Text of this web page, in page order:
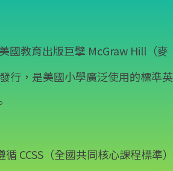
國教育出版巨擘 McGraw Hill（麥
行，是美國小學廣泛使用的標準英
CCSS（全國共同核心課程標準）